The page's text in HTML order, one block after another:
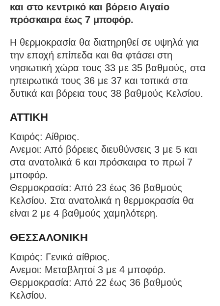
και στο κεντρικό και βόρειο Αιγαίο
πρόσκαιρα έως 7 μποφόρ.
Η θερμοκρασία θα διατηρηθεί σε υψηλά για
την εποχή επίπεδα και θα φτάσει στη
νησιωτική χώρα τους 33 με 35 βαθμούς, στα
ηπειρωτικά τους 36 με 37 και τοπικά στα
δυτικά και βόρεια τους 38 βαθμούς Κελσίου.
ΑΤΤΙΚΗ
Καιρός: Αίθριος.
Ανεμοι: Από βόρειες διευθύνσεις 3 με 5 και
στα ανατολικά 6 και πρόσκαιρα το πρωί 7
μποφόρ.
Θερμοκρασία: Από 23 έως 36 βαθμούς
Κελσίου. Στα ανατολικά η θερμοκρασία θα
είναι 2 με 4 βαθμούς χαμηλότερη.
ΘΕΣΣΑΛΟΝΙΚΗ
Καιρός: Γενικά αίθριος.
Ανεμοι: Μεταβλητοί 3 με 4 μποφόρ.
Θερμοκρασία: Από 22 έως 36 βαθμούς
Κελσίου.